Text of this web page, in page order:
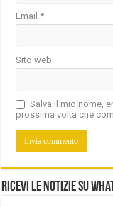
Email*
Sito web
Salva il mio nome,
prossima volta che
Ricevi le notizie su